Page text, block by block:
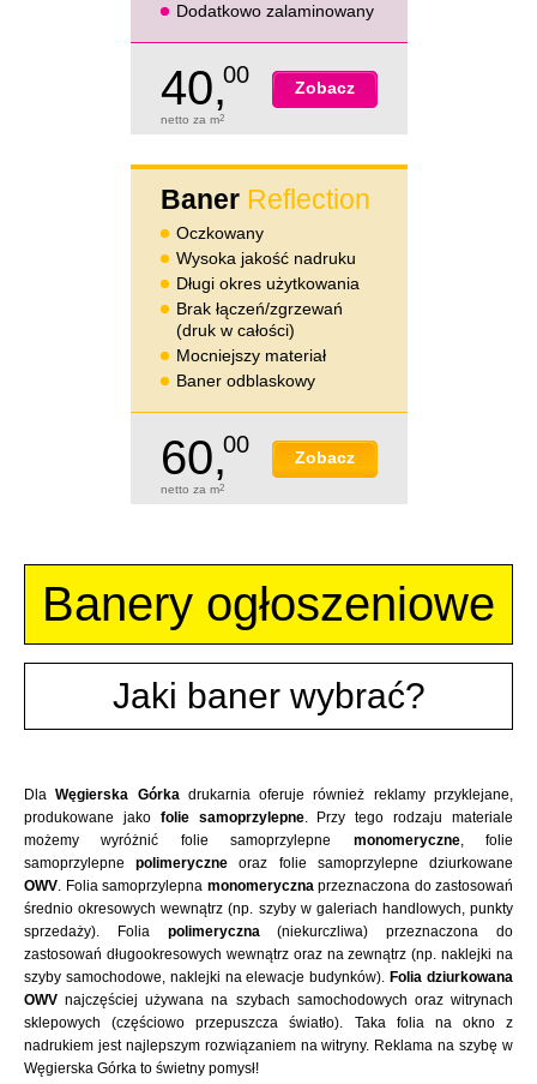
Dodatkowo zalaminowany
Zobacz
40,00
netto za m2
Baner Reflection
Oczkowany
Wysoka jakość nadruku
Długi okres użytkowania
Brak łączeń/zgrzewań
(druk w całości)
Mocniejszy materiał
Baner odblaskowy
Zobacz
60,00
netto za m2
Banery ogłoszeniowe
Jaki baner wybrać?
DlaWęgierska Górkadrukarnia oferuje również reklamy przyklejane,
produkowane jako folie samoprzylepne. Przy tego rodzaju materiale
możemy wyróżnić folie samoprzylepne monomeryczne, folie
samoprzylepnepolimeryczne oraz folie samoprzylepne dziurkowane
OWV. Folia samoprzylepna monomerycznaprzeznaczona do zastosowań
średnio okresowych wewnątrz (np. szyby w galeriach handlowych, punkty
sprzedaży). Folia polimeryczna(niekurczliwa) przeznaczona do
zastosowań długookresowych wewnątrz oraz na zewnątrz (np. naklejki na
szyby samochodowe, naklejki na elewacje budynków). Folia dziurkowana
OWV najczęściej używana na szybach samochodowych oraz witrynach
sklepowych (częściowo przepuszcza światło). Taka folia na okno z
nadrukiem jest najlepszym rozwiązaniem na witryny. Reklama na szybę w
Węgierska Górka to świetny pomysł!